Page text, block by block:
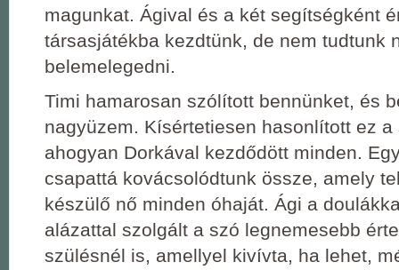
magunkat. Ágival és a két segítségként
társasjátékba kezdtünk, de nem tudtunk
belemelegedni.
Timi hamarosan szólított bennünket, és
nagyüzem. Kísértetiesen hasonlított ez
ahogyan Dorkával kezdődött minden.
csapattá kovácsolódtunk össze, amely
készülő nő minden óhaját. Ági a
alázattal szolgált a szó legnemesebb
szülésnél is, amellyel kivívta, ha lehet,